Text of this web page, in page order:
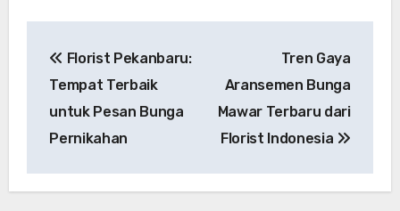
navigation
Florist Pekanbaru:
Tempat Terbaik
untuk Pesan Bunga
Pernikahan
Tren Gaya
Aransemen Bunga
Mawar Terbaru dari
Florist Indonesia